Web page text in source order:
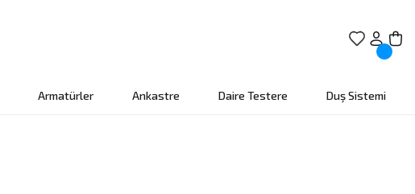
Armatürler Ankastre Daire Testere Duş Sistemi